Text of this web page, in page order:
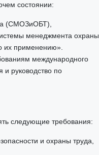
состоянии:
(СМОЗиОБТ),
менеджмента охраны
их применению».
международного
руководство по
следующие требования:
и охраны труда,